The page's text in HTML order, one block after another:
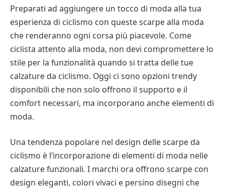
Preparati ad aggiungere un tocco di moda alla tua
esperienza di ciclismo con queste scarpe alla moda
che renderanno ogni corsa più piacevole. Come
ciclista attento alla moda, non devi compromettere lo
stile per la funzionalità quando si tratta delle tue
calzature da ciclismo. Oggi ci sono opzioni trendy
disponibili che non solo offrono il supporto e il
comfort necessari, ma incorporano anche elementi di
moda.
Una tendenza popolare nel design delle scarpe da
ciclismo è l’incorporazione di elementi di moda nelle
calzature funzionali. I marchi ora offrono scarpe con
design eleganti, colori vivaci e persino disegni che